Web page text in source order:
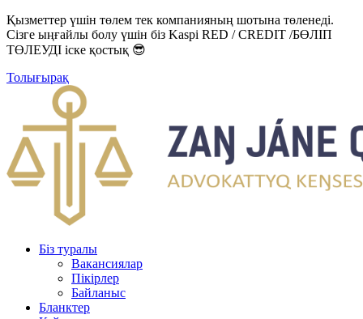
Қызметтер үшін төлем тек компанияның шотына төленеді.
Сізге ыңғайлы болу үшін біз Kaspi RED / CREDIT /БӨЛІП
ТӨЛЕУДІ іске қостық 😎
Толығырақ
Біз туралы
Вакансиялар
Пікірлер
Байланыс
Бланктер